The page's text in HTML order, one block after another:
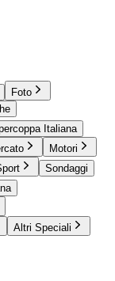
Foto
Italiana
Motori
Sondaggi
Altri Speciali